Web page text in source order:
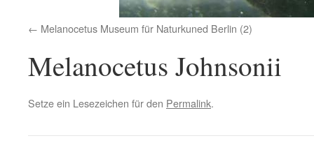
Melanocetus Museum für Naturkuned Berlin (2)
Melanocetus Johnsonii
Setze ein Lesezeichen für den Permalink.